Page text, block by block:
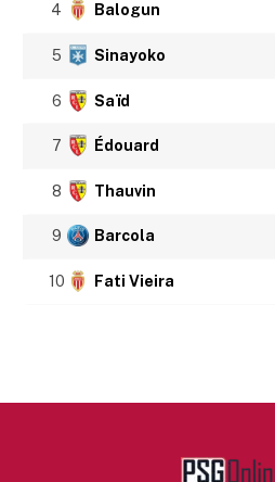
4 Balogun
5 Sinayoko
6 Saïd
7 Édouard
8 Thauvin
9 Barcola
10 Fati Vieira